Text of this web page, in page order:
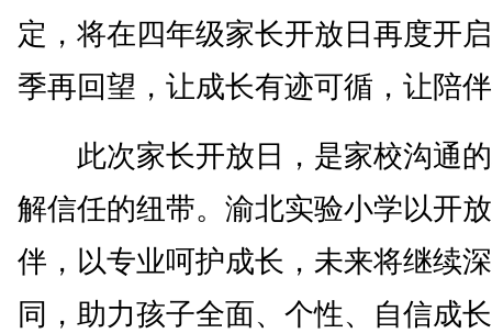
定，将在四年级家长开放日再度开
季再回望，让成长有迹可循，让陪
此次家长开放日，是家校沟通的
解信任的纽带。渝北实验小学以开
伴，以专业呵护成长，未来将继续
同，助力孩子全面、个性、自信成